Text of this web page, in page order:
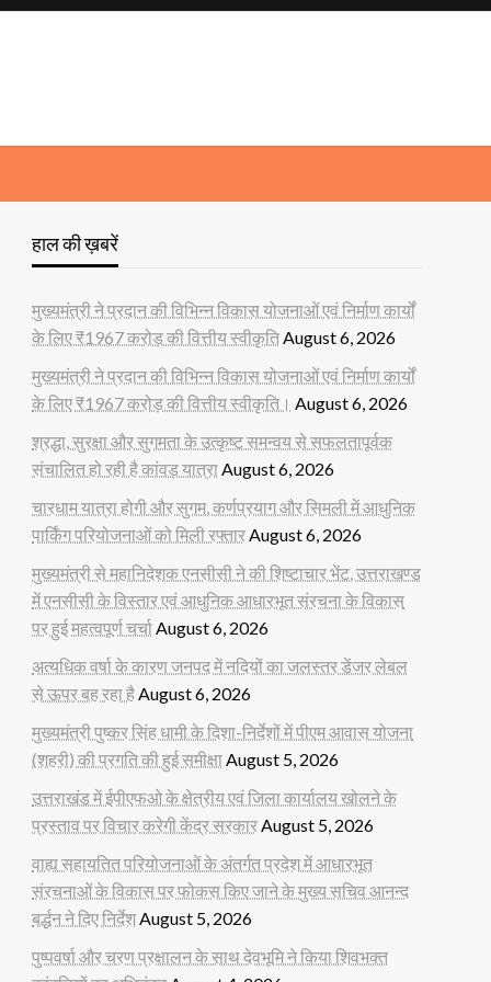
हाल की ख़बरें
मुख्यमंत्री ने प्रदान की विभिन्न विकास योजनाओं एवं निर्माण कार्यों
के लिए ₹1967 करोड़ की वित्तीय स्वीकृतिAugust 6, 2026
मुख्यमंत्री ने प्रदान की विभिन्न विकास योजनाओं एवं निर्माण कार्यों
के लिए ₹1967 करोड़ की वित्तीय स्वीकृति। August 6, 2026
श्रद्धा, सुरक्षा और सुगमता के उत्कृष्ट समन्वय से सफलतापूर्वक
संचालित हो रही है कांवड़ यात्राAugust 6, 2026
चारधाम यात्रा होगी और सुगम, कर्णप्रयाग और सिमली में आधुनिक
पार्किंग परियोजनाओं को मिली रफ्तारAugust 6, 2026
मुख्यमंत्री से महानिदेशक एनसीसी ने की शिष्टाचार भेंट, उत्तराखण्ड
में एनसीसी के विस्तार एवं आधुनिक आधारभूत संरचना के विकास
पर हुई महत्वपूर्ण चर्चाAugust 6, 2026
अत्यधिक वर्षा के कारण जनपद में नदियों का जलस्तर डेंजर लेबल
से ऊपर बह रहा हैAugust 6, 2026
मुख्यमंत्री पुष्कर सिंह धामी के दिशा-निर्देशों में पीएम आवास योजना
(शहरी) की प्रगति की हुई समीक्षाAugust 5, 2026
उत्तराखंड में ईपीएफओ के क्षेत्रीय एवं जिला कार्यालय खोलने के
प्रस्ताव पर विचार करेगी केंद्र सरकारAugust 5, 2026
वाह्य सहायतित परियोजनाओं के अंतर्गत प्रदेश में आधारभूत
संरचनाओं के विकास पर फोकस किए जाने के मुख्य सचिव आनन्द
बर्द्धन ने दिए निर्देशAugust 5, 2026
पुष्पवर्षा और चरण प्रक्षालन के साथ देवभूमि ने किया शिवभक्त